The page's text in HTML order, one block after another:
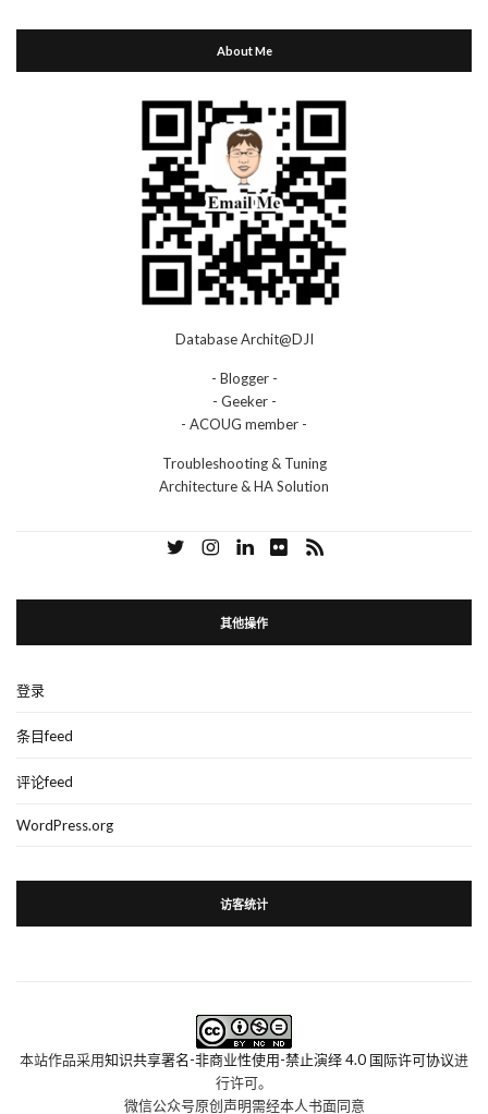
About Me
Database Archit@DJI
- Blogger -
- Geeker -
- ACOUG member -
Troubleshooting & Tuning
Architecture & HA Solution
其他操作
登录
条目feed
评论feed
WordPress.org
访客统计
本站作品采用知识共享署名-非商业性使用-禁止演绎 4.0 国际许可协议进
行许可。
微信公众号原创声明需经本人书面同意